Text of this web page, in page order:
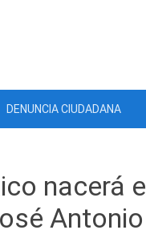
DENUNCIA CIUDADANA
nacerá